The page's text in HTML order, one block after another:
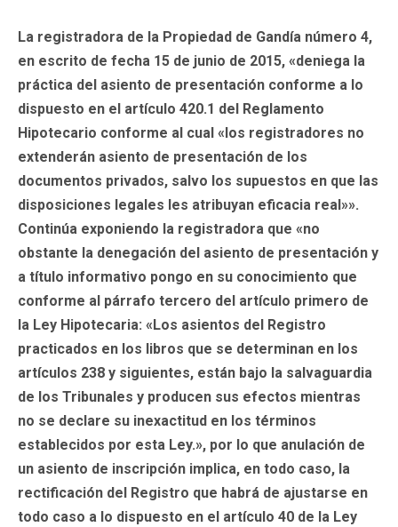
La registradora de la Propiedad de Gandía número 4,
en escrito de fecha 15 de junio de 2015, «deniega la
práctica del asiento de presentación conforme a lo
dispuesto en el artículo 420.1 del Reglamento
Hipotecario conforme al cual «los registradores no
extenderán asiento de presentación de los
documentos privados, salvo los supuestos en que las
disposiciones legales les atribuyan eficacia real»».
Continúa exponiendo la registradora que «no
obstante la denegación del asiento de presentación y
a título informativo pongo en su conocimiento que
conforme al párrafo tercero del artículo primero de
la Ley Hipotecaria: «Los asientos del Registro
practicados en los libros que se determinan en los
artículos 238 y siguientes, están bajo la salvaguardia
de los Tribunales y producen sus efectos mientras
no se declare su inexactitud en los términos
establecidos por esta Ley.», por lo que anulación de
un asiento de inscripción implica, en todo caso, la
rectificación del Registro que habrá de ajustarse en
todo caso a lo dispuesto en el artículo 40 de la Ley